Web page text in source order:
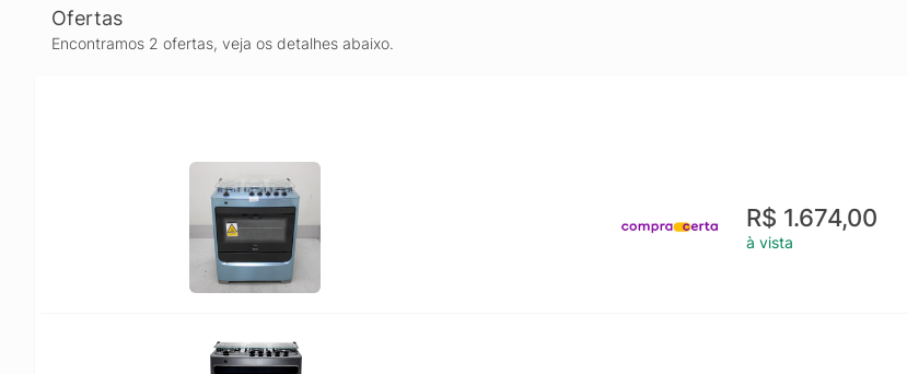
Ofertas
Encontramos 2 ofertas, veja os detalhes abaixo.
R$ 1.674,00
à vista